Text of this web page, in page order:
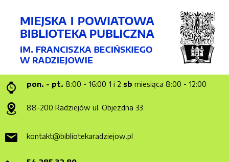
pon. - pt. 8:00 - 16:00 1 i 2 sb miesiąca 8:00 - 12:00
88-200 Radziejów ul. Objezdna 33
kontakt@bibliotekaradziejow.pl